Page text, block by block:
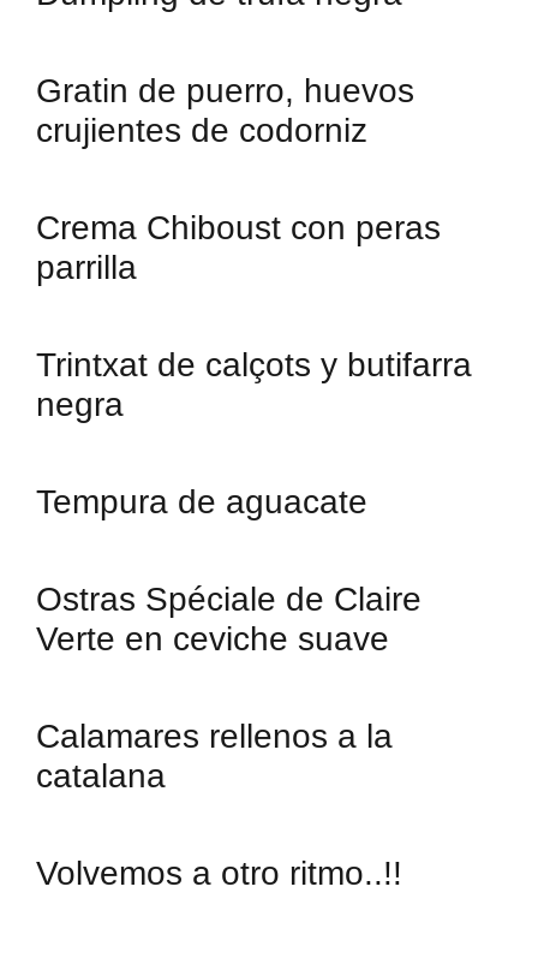
Gratin de puerro, huevos
crujientes de codorniz
Crema Chiboust con peras
parrilla
Trintxat de calçots y butifarra
negra
Tempura de aguacate
Ostras Spéciale de Claire
Verte en ceviche suave
Calamares rellenos a la
catalana
Volvemos a otro ritmo..!!